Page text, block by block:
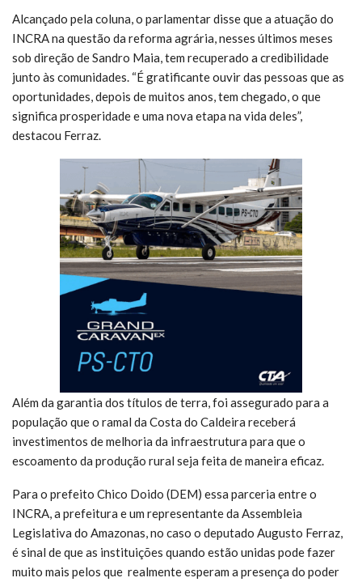
Alcançado pela coluna, o parlamentar disse que a atuação do
INCRA na questão da reforma agrária, nesses últimos meses
sob direção de Sandro Maia, tem recuperado a credibilidade
junto às comunidades. “É gratificante ouvir das pessoas que as
oportunidades, depois de muitos anos, tem chegado, o que
significa prosperidade e uma nova etapa na vida deles”,
destacou Ferraz.
Além da garantia dos títulos de terra, foi assegurado para a
população que o ramal da Costa do Caldeira receberá
investimentos de melhoria da infraestrutura para que o
escoamento da produção rural seja feita de maneira eficaz.
Para o prefeito Chico Doido (DEM) essa parceria entre o
INCRA, a prefeitura e um representante da Assembleia
Legislativa do Amazonas, no caso o deputado Augusto Ferraz,
é sinal de que as instituições quando estão unidas pode fazer
muito mais pelos que realmente esperam a presença do poder